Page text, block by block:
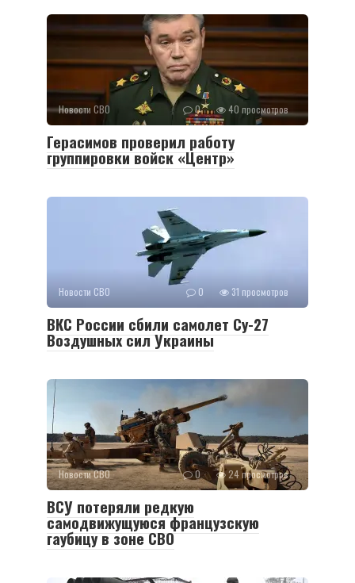
Новости СВО 0 40 просмотров
Герасимов проверил работу
группировки войск «Центр»
Новости СВО 0 31 просмотров
ВКС России сбили самолет Су-27
Воздушных сил Украины
Новости СВО 0 24 просмотров
ВСУ потеряли редкую
самодвижущуюся французскую
гаубицу в зоне СВО